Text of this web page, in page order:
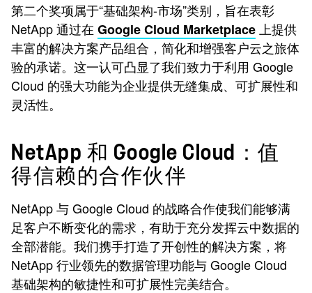
第二个奖项属于“基础架构-市场”类别，旨在表彰
NetApp 通过在 Google Cloud Marketplace 上提供
丰富的解决方案产品组合，简化和增强客户云之旅体
验的承诺。这一认可凸显了我们致力于利用 Google
Cloud 的强大功能为企业提供无缝集成、可扩展性和
灵活性。
NetApp 和 Google Cloud：值
得信赖的合作伙伴
NetApp 与 Google Cloud 的战略合作使我们能够满
足客户不断变化的需求，有助于充分发挥云中数据的
全部潜能。我们携手打造了开创性的解决方案，将
NetApp 行业领先的数据管理功能与 Google Cloud
基础架构的敏捷性和可扩展性完美结合。